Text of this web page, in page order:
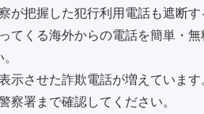
が把握した犯行利用電話も遮断す
くる海外からの電話を簡単・
させた詐欺電話が増えていま
察署まで確認してください。